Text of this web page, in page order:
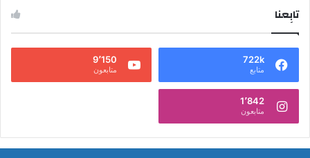
تابِعنا
722k
متابع
9٬150
متابعون
1٬842
متابعون